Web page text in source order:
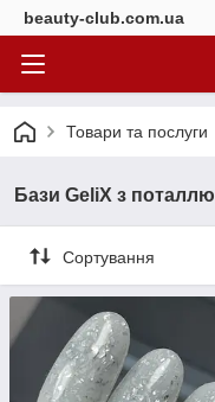
beauty-club.com.ua
Товари та послуги
Бази GeliX з поталлю
Сортування